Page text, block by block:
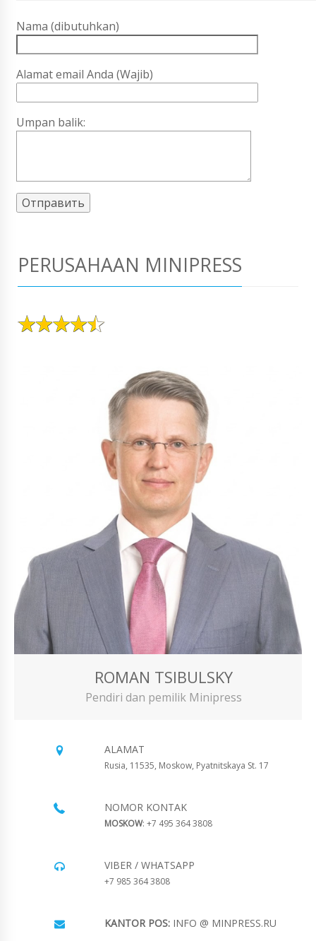
Nama (dibutuhkan)
Alamat email Anda (Wajib)
Umpan balik:
PERUSAHAAN MINIPRESS
ROMAN TSIBULSKY
Pendiri dan pemilik Minipress
ALAMAT
Rusia, 11535, Moskow, Pyatnitskaya St. 17
NOMOR KONTAK
MOSKOW: +7 495 364 3808
VIBER / WHATSAPP
+7 985 364 3808
KANTOR POS: INFO @ MINPRESS.RU